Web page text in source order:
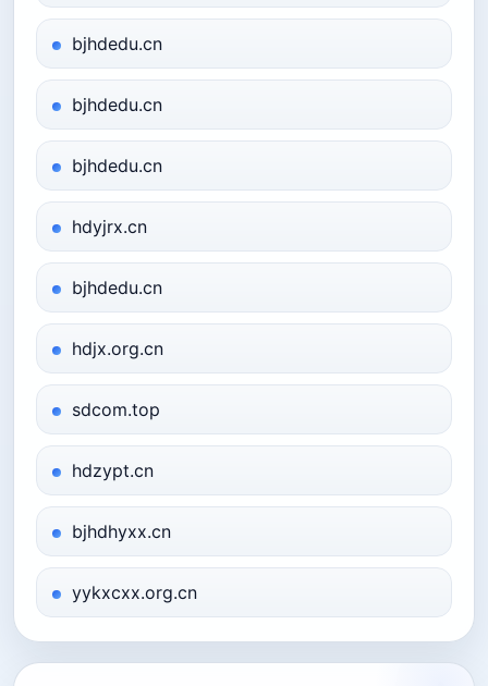
bjhdedu.cn
bjhdedu.cn
bjhdedu.cn
hdyjrx.cn
bjhdedu.cn
hdjx.org.cn
sdcom.top
hdzypt.cn
bjhdhyxx.cn
yykxcxx.org.cn